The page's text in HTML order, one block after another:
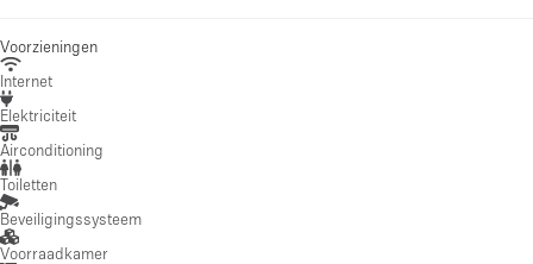
Voorzieningen
Internet
Elektriciteit
Airconditioning
Toiletten
Beveiligingssysteem
Voorraadkamer